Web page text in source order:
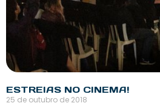
ESTREIAS NO CINEMA!
25 de outubro de 2018